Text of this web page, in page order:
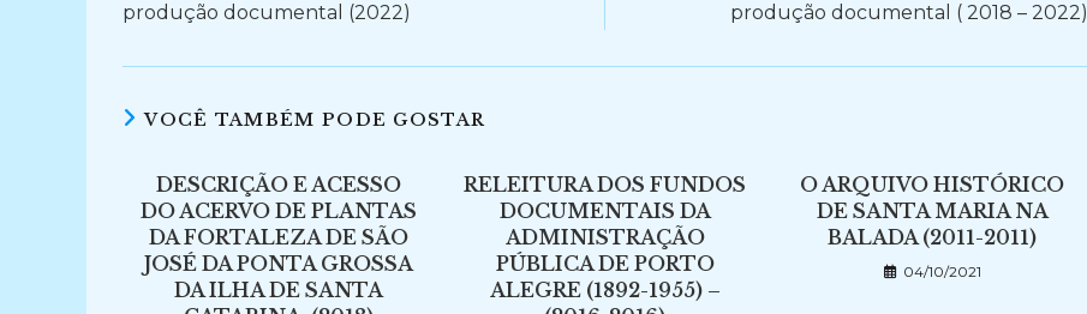
produção documental (2022)
produção documental ( 2018 – 2022)
VOCÊ TAMBÉM PODE GOSTAR
DESCRIÇÃO E ACESSO
DO ACERVO DE PLANTAS
DA FORTALEZA DE SÃO
JOSÉ DA PONTA GROSSA
DA ILHA DE SANTA
RELEITURA DOS FUNDOS
DOCUMENTAIS DA
ADMINISTRAÇÃO
PÚBLICA DE PORTO
ALEGRE (1892-1955) –
O ARQUIVO HISTÓRICO
DE SANTA MARIA NA
BALADA (2011-2011)
04/10/2021